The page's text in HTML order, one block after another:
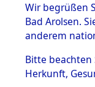
BESTÄNDE
Wir begrüßen
Bad Arolsen.
anderem
Bitte beachten
Herkunft,